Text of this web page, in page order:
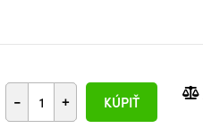
- + KÚPIŤ